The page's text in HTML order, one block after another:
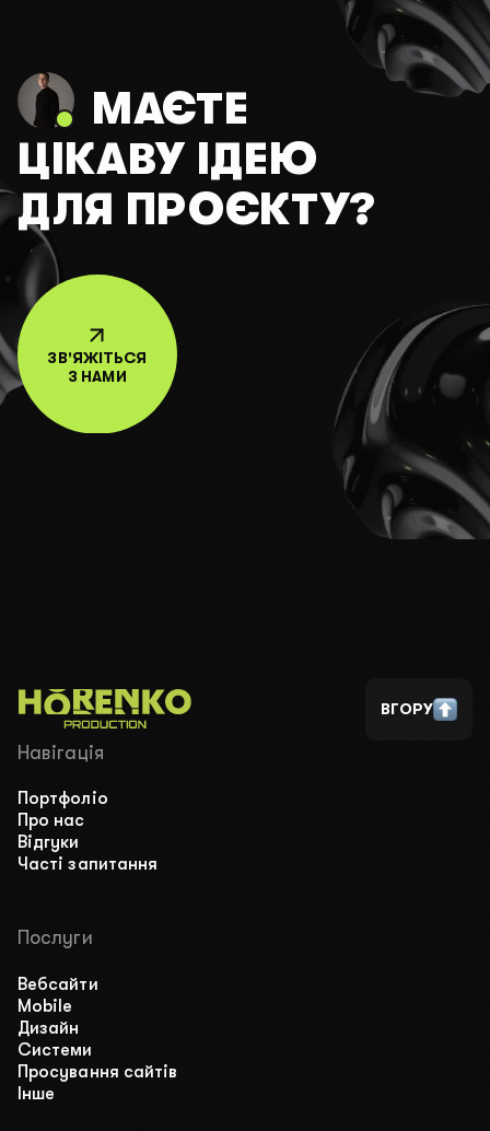
МАЄТЕ
ЦІКАВУ ІДЕЮ
ДЛЯ ПРОЄКТУ?
ЗВ'ЯЖІТЬСЯ
З НАМИ
ВГОРУ
Навігація
Портфоліо
Про нас
Відгуки
Часті запитання
Послуги
Вебсайти
Mobile
Дизайн
Системи
Просування сайтів
Інше